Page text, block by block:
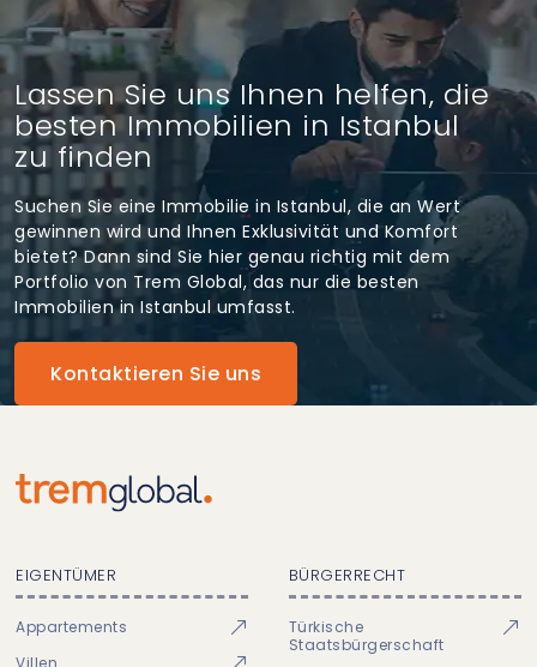
Lassen Sie uns Ihnen helfen, die
besten Immobilien in Istanbul
zu finden
Suchen Sie eine Immobilie in Istanbul, die an Wert
gewinnen wird und Ihnen Exklusivität und Komfort
bietet? Dann sind Sie hier genau richtig mit dem
Portfolio von Trem Global, das nur die besten
Immobilien in Istanbul umfasst.
Kontaktieren Sie uns
EIGENTÜMER
Appartements
BÜRGERRECHT
Türkische
Staatsbürgerschaft